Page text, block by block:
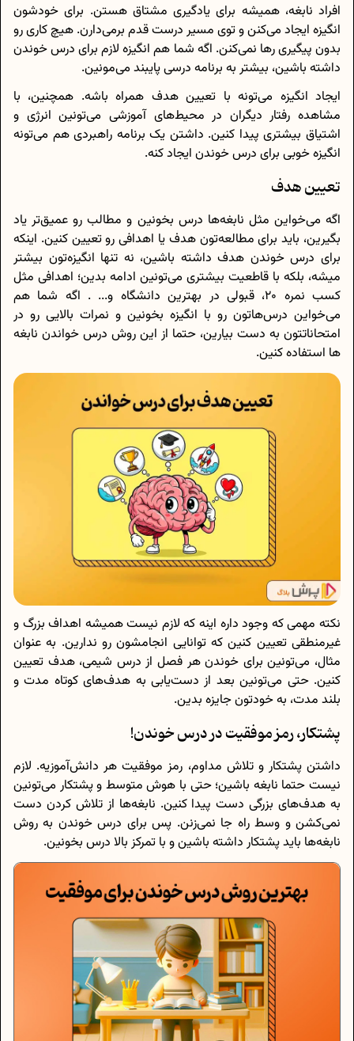
افراد نابغه، همیشه برای یادگیری مشتاق هستن. برای خودشون
انگیزه ایجاد می‌کنن و توی مسیر درست قدم برمی‌دارن. هیچ کاری رو
بدون پیگیری رها نمی‌کنن. اگه شما هم انگیزه‌ لازم برای درس خوندن
داشته باشین، بیشتر به برنامه‌ درسی پایبند می‌مونین.
ایجاد انگیزه می‌تونه با تعیین هدف همراه باشه. همچنین، با
مشاهده‌ رفتار دیگران در محیط‌های آموزشی می‌تونین انرژی و
اشتیاق بیشتری پیدا کنین. داشتن یک برنامه‌ راهبردی هم می‌تونه
انگیزه‌ خوبی برای درس خوندن ایجاد کنه.
تعیین هدف
اگه می‌‎خواین مثل نابغه‌ها درس بخونین و مطالب رو عمیق‌تر یاد
بگیرین، باید برای مطالعه‌تون هدف یا اهدافی رو تعیین کنین. اینکه
برای درس خوندن هدف داشته باشین، نه تنها انگیزه‌تون بیشتر
میشه، بلکه با قاطعیت بیشتری می‌تونین ادامه بدین؛ اهدافی مثل
کسب نمره 20، قبولی در بهترین دانشگاه و... . اگه شما هم
می‌خواین درس‌هاتون رو با انگیزه بخونین و نمرات بالایی رو در
امتحاناتتون به دست بیارین، حتما از این روش درس خواندن نابغه
ها استفاده کنین.
نکته مهمی که وجود داره اینه که لازم نیست همیشه اهداف بزرگ و
غیرمنطقی تعیین کنین که توانایی انجامشون رو ندارین. به عنوان
مثال، می‌تونین برای خوندن هر فصل از درس شیمی، هدف تعیین
کنین. حتی می‌تونین بعد از دست‌یابی به هدف‌های کوتاه مدت و
بلند مدت، به خودتون جایزه بدین.
پشتکار، رمز موفقیت در درس خوندن!
داشتن پشتکار و تلاش مداوم، رمز موفقیت هر دانش‌آموزیه. لازم
نیست حتما نابغه باشین؛ حتی با هوش متوسط و پشتکار می‌تونین
به هدف‌های بزرگی دست پیدا کنین. نابغه‌ها از تلاش کردن دست
نمی‌کشن و وسط راه جا نمی‌زنن. پس برای درس خوندن به روش
نابغه‌ها باید پشتکار داشته باشین و با تمرکز بالا درس بخونین.